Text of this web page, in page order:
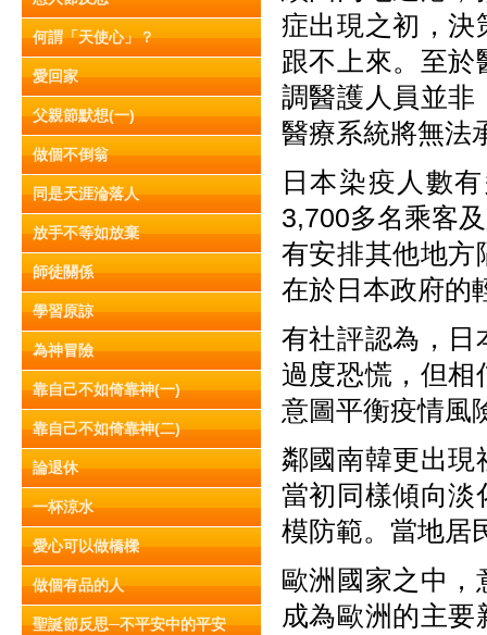
何謂「天使心」？
愛回家
父親節默想(一)
做個不倒翁
同是天涯淪落人
放手不等如放棄
師徒關係
學習原諒
為神冒險
靠自己不如倚靠神(一)
靠自己不如倚靠神(二)
論退休
一杯涼水
愛心可以做橋樑
做個有品的人
聖誕節反思─不平安中的平安
症出現之初，決
跟不上來。至於
調醫護人員並非
醫療系統將無法
日本染疫人數
3,700多名乘客
有安排其他地方
在於日本政府的
有社評認為，日
過度恐慌，但相
意圖平衡疫情風
鄰國南韓更出現
當初同樣傾向淡
模防範。當地居
歐洲國家之中，
成為歐洲的主